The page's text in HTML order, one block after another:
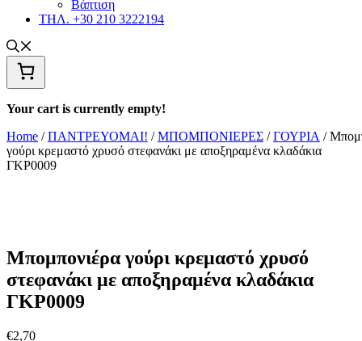
Βάπτιση
ΤΗΛ. +30 210 3222194
Your cart is currently empty!
Home /ΠΑΝΤΡΕΥΟΜΑΙ! /ΜΠΟΜΠΟΝΙΕΡΕΣ /ΓΟΥΡΙΑ /
γούρι κρεμαστό χρυσό στεφανάκι με αποξηραμένα κλαδάκια
ΓΚΡ0009
Μπομπονιέρα γούρι κρεμαστό χρυσό
στεφανάκι με αποξηραμένα κλαδάκια
ΓΚΡ0009
€2,70